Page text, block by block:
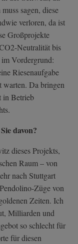
sagen, diese
verloren, da ist
Großprojekte
Neutralität bis
Vordergrund:
Riesenaufgabe
warten. Da bringen
in Betrieb
davon?
dieses Projekts,
Raum – von
nach Stuttgart
Züge von
Zeiten. Ich
Milliarden und
so schlecht für
für diesen